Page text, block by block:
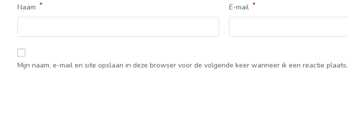
Naam * E-mail *
Mijn naam, e-mail en site opslaan in deze browser voor de volgende keer wanneer ik een reactie plaats.